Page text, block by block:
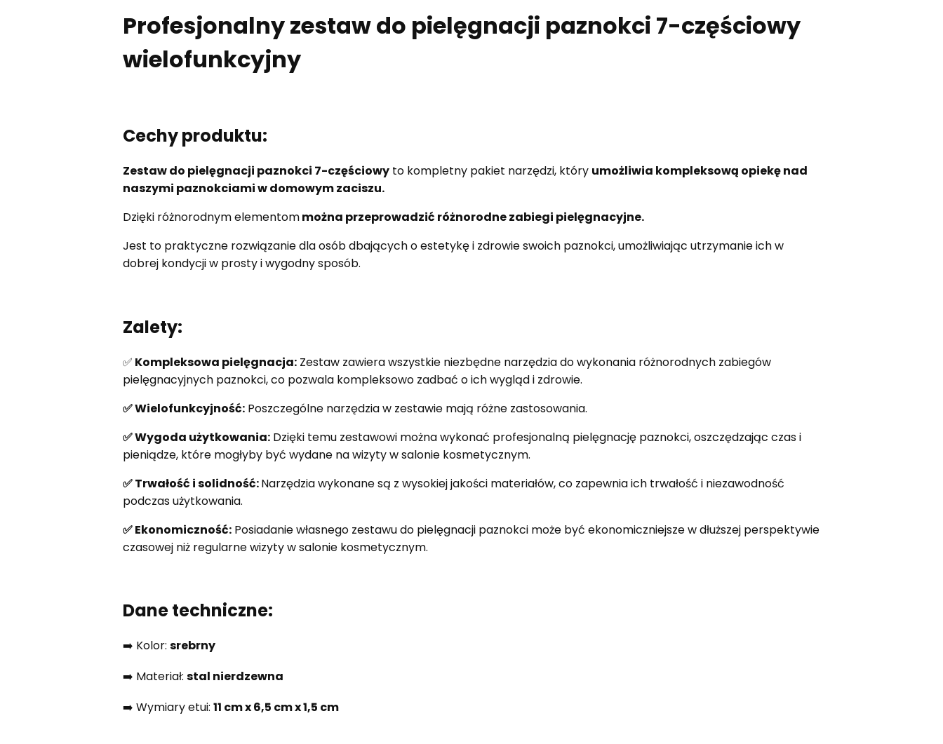
Profesjonalny zestaw do pielęgnacji paznokci 7-częściowy
wielofunkcyjny
Cechy produktu:
Zestaw do pielęgnacji paznokci 7-częściowyto kompletny pakiet narzędzi, który umożliwia kompleksową opiekę nad
naszymi paznokciami w domowym zaciszu.
Dzięki różnorodnym elementommożna przeprowadzić różnorodne zabiegi pielęgnacyjne.
Jest to praktyczne rozwiązanie dla osób dbających o estetykę i zdrowie swoich paznokci, umożliwiając utrzymanie ich w
dobrej kondycji w prosty i wygodny sposób.
Zalety:
✅ Kompleksowa pielęgnacja:Zestaw zawiera wszystkie niezbędne narzędzia do wykonania różnorodnych zabiegów
pielęgnacyjnych paznokci, co pozwala kompleksowo zadbać o ich wygląd i zdrowie.
✅ Wielofunkcyjność:Poszczególne narzędzia w zestawie mają różne zastosowania.
✅ Wygoda użytkowania:Dzięki temu zestawowi można wykonać profesjonalną pielęgnację paznokci, oszczędzając czas i
pieniądze, które mogłyby być wydane na wizyty w salonie kosmetycznym.
✅ Trwałość i solidność:Narzędzia wykonane są z wysokiej jakości materiałów, co zapewnia ich trwałość i niezawodność
podczas użytkowania.
✅ Ekonomiczność:Posiadanie własnego zestawu do pielęgnacji paznokci może być ekonomiczniejsze w dłuższej perspektywie
czasowej niż regularne wizyty w salonie kosmetycznym.
Dane techniczne:
➡️ Kolor: srebrny
➡️ Materiał: stal nierdzewna
➡️ Wymiary etui: 11 cm x 6,5 cm x 1,5 cm